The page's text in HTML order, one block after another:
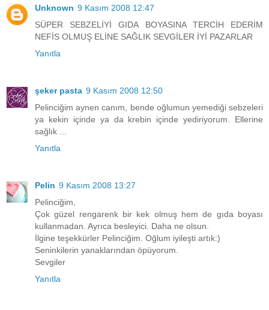
Unknown 9 Kasım 2008 12:47
SÜPER SEBZELİYİ GIDA BOYASINA TERCİH EDERİM
NEFİS OLMUŞ ELİNE SAĞLIK SEVGİLER İYİ PAZARLAR
Yanıtla
şeker pasta 9 Kasım 2008 12:50
Pelinciğim aynen canım, bende oğlumun yemediği sebzeleri
ya kekin içinde ya da krebin içinde yediriyorum. Ellerine
sağlık ...
Yanıtla
Pelin 9 Kasım 2008 13:27
Pelinciğim,
Çok güzel rengarenk bir kek olmuş hem de gıda boyası
kullanmadan. Ayrıca besleyici. Daha ne olsun.
İlgine teşekkürler Pelinciğim. Oğlum iyileşti artık:)
Seninkilerin yanaklarından öpüyorum.
Sevgiler
Yanıtla